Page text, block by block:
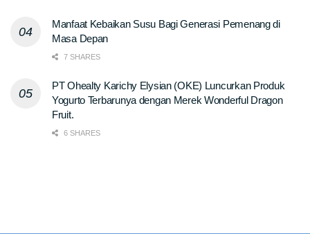
Manfaat Kebaikan Susu Bagi Generasi Pemenang di
Masa Depan
7 SHARES
PT Ohealty Karichy Elysian (OKE) Luncurkan Produk
Yogurto Terbarunya dengan Merek Wonderful Dragon
Fruit.
6 SHARES